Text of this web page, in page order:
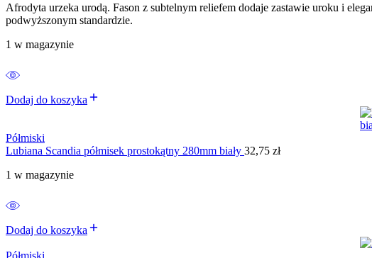
Afrodyta urzeka urodą. Fason z subtelnym reliefem dodaje zastawie uroku i
podwyższonym standardzie.
1 w magazynie
Dodaj do koszyka
Półmiski
Lubiana Scandia półmisek prostokątny 280mm biały 32,75 zł
1 w magazynie
Dodaj do koszyka
Półmiski